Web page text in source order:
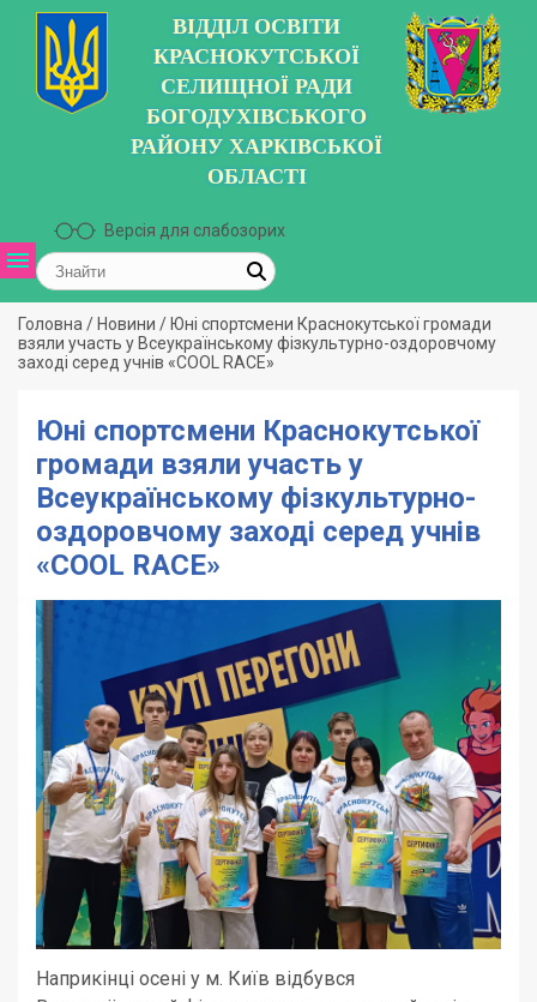
ВІДДІЛ ОСВІТИ
КРАСНОКУТСЬКОЇ
СЕЛИЩНОЇ РАДИ
БОГОДУХІВСЬКОГО
РАЙОНУ ХАРКІВСЬКОЇ
ОБЛАСТІ
Версія для слабозорих
Головна / Новини / Юні спортсмени Краснокутської громади
взяли участь у Всеукраїнському фізкультурно-оздоровчому
заході серед учнів «COOL RAСE»
Юні спортсмени Краснокутської
громади взяли участь у
Всеукраїнському фізкультурно-
оздоровчому заході серед учнів
«COOL RAСE»
Наприкінці осені у м. Київ відбувся